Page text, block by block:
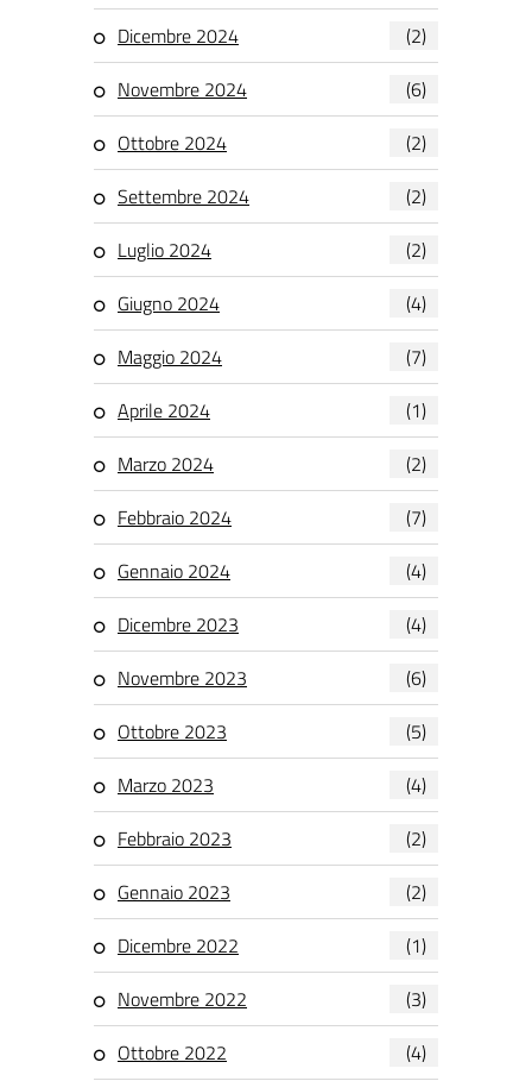
Dicembre 2024
(2)
Novembre 2024
(6)
Ottobre 2024
(2)
Settembre 2024
(2)
Luglio 2024
(2)
Giugno 2024
(4)
Maggio 2024
(7)
Aprile 2024
(1)
Marzo 2024
(2)
Febbraio 2024
(7)
Gennaio 2024
(4)
Dicembre 2023
(4)
Novembre 2023
(6)
Ottobre 2023
(5)
Marzo 2023
(4)
Febbraio 2023
(2)
Gennaio 2023
(2)
Dicembre 2022
(1)
Novembre 2022
(3)
Ottobre 2022
(4)